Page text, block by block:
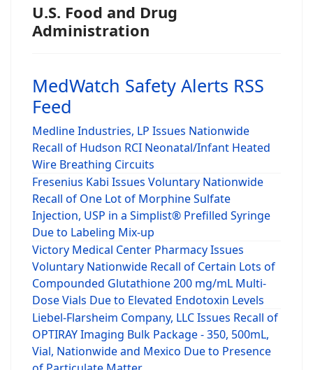
U.S. Food and Drug
Administration
MedWatch Safety Alerts RSS
Feed
Medline Industries, LP Issues Nationwide
Recall of Hudson RCI Neonatal/Infant Heated
Wire Breathing Circuits
Fresenius Kabi Issues Voluntary Nationwide
Recall of One Lot of Morphine Sulfate
Injection, USP in a Simplist® Prefilled Syringe
Due to Labeling Mix-up
Victory Medical Center Pharmacy Issues
Voluntary Nationwide Recall of Certain Lots of
Compounded Glutathione 200 mg/mL Multi-
Dose Vials Due to Elevated Endotoxin Levels
Liebel-Flarsheim Company, LLC Issues Recall of
OPTIRAY Imaging Bulk Package - 350, 500mL,
Vial, Nationwide and Mexico Due to Presence